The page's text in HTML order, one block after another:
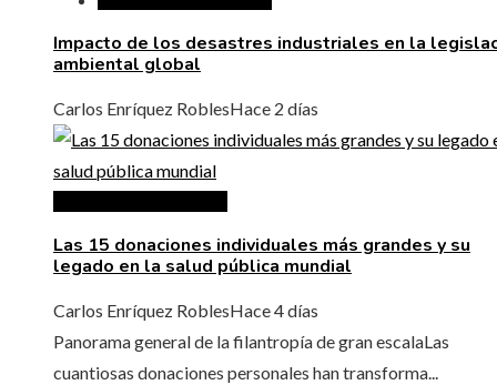
Impacto de los desastres industriales en la
ambiental global
Carlos Enríquez RoblesHace 2 días
Las 15 donaciones individuales más grandes y su
legado en la salud pública mundial
Carlos Enríquez RoblesHace 4 días
Panorama general de la filantropía de gran escalaLas
cuantiosas donaciones personales han transforma...